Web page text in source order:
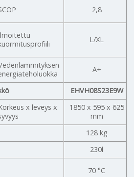
2,8
L/XL
A+
EHVH08S23E9W
x leveys x
1850 x 595 x 625
mm
128 kg
230l
70 °C